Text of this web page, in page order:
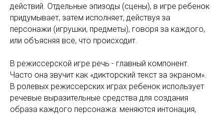
действий. Отдельные эпизоды (сцены), в игре ребенок
придумывает, затем исполняет, действуя за
персонажи (игрушки, предметы), говоря за каждого,
или объясняя все, что происходит.
В режиссерской игре речь - главный компонент.
Часто она звучит как «дикторский текст за экраном».
В ролевых режиссерских играх ребенок использует
речевые выразительные средства для создания
образа каждого персонажа: меняются интонация,